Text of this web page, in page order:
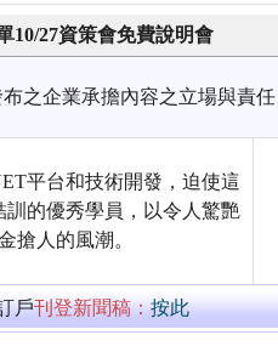
10/27資策會免費說明會
之企業承擔內容之立場與責
平台和技術開發，迫使這
的優秀學員，以令人驚艷
搶人的風潮。
戶刊登新聞稿：按此